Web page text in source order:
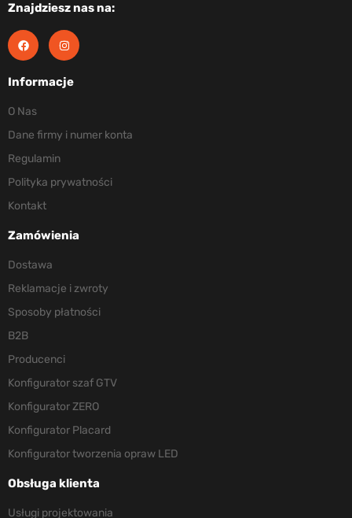
Znajdziesz nas na:
Informacje
O Nas
Dane firmy i numer konta
Regulamin
Polityka prywatności
Kontakt
Zamówienia
Dostawa
Reklamacje i zwroty
Sposoby płatności
B2B
Producenci
Konfigurator szaf GTV
Konfigurator ZERO
Konfigurator Placard
Konfigurator tworzenia opraw LED
Obsługa klienta
Usługi projektowania